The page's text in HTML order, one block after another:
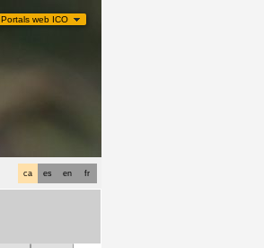
Portals web ICO
fr
en
es
ca